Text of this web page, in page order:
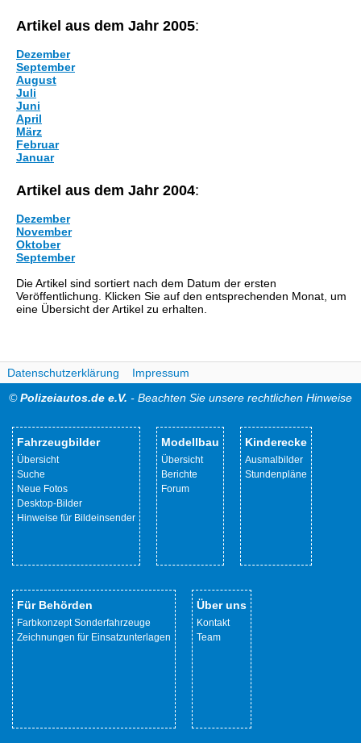
Artikel aus dem Jahr 2005:
Dezember
September
August
Juli
Juni
April
März
Februar
Januar
Artikel aus dem Jahr 2004:
Dezember
November
Oktober
September
Die Artikel sind sortiert nach dem Datum der ersten
Veröffentlichung. Klicken Sie auf den entsprechenden Monat, um
eine Übersicht der Artikel zu erhalten.
Datenschutzerklärung
Impressum
©Polizeiautos.de e.V. - Beachten Sie unsere rechtlichen Hinweise
Fahrzeugbilder
Übersicht
Suche
Neue Fotos
Desktop-Bilder
Hinweise für Bildeinsender
Modellbau
Übersicht
Berichte
Forum
Kinderecke
Ausmalbilder
Stundenpläne
Für Behörden
Farbkonzept Sonderfahrzeuge
Zeichnungen für Einsatzunterlagen
Über uns
Kontakt
Team